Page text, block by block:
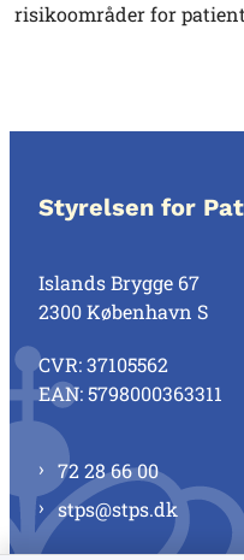
risikoområder for
Styrelsen for
Islands Brygge 67
2300 København S
CVR: 37105562
EAN: 5798000363311
72 28 66 00
stps@stps.dk